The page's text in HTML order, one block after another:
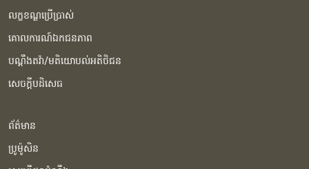
លក្ខខណ្ឌប្រើប្រាស់
គោលការណ៍ឯកជនភាព
បណ្ដឹងតវ៉ា/មតិយោបល់អតិថិជន
សេចក្ដីបដិសេធ
ព័ត៌មាន
ប្រូម៉ូសិន